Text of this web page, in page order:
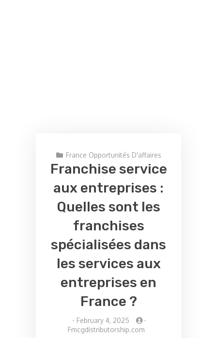
France Opportunités D'affaires
Franchise service
aux entreprises :
Quelles sont les
franchises
spécialisées dans
les services aux
entreprises en
France ?
- February 4, 2025
-
Fmcgdistributorship.com